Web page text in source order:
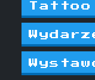
Tattoo